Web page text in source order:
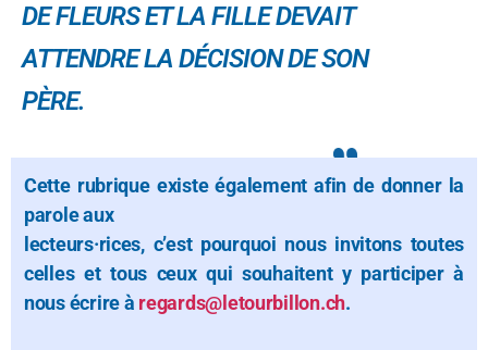
DE FLEURS ET LA FILLE DEVAIT
ATTENDRE LA DÉCISION DE SON
PÈRE.
Cette rubrique existe également afin de donner la
parole aux
lecteurs·rices, c’est pourquoi nous invitons toutes
celles et tous ceux qui souhaitent y participer à
nous écrire à regards@letourbillon.ch.